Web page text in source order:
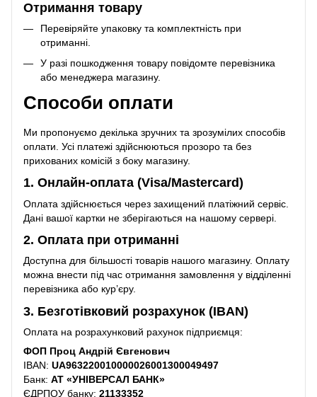
Отримання товару
Перевіряйте упаковку та комплектність при
отриманні.
У разі пошкодження товару повідомте перевізника
або менеджера магазину.
Способи оплати
Ми пропонуємо декілька зручних та зрозумілих способів
оплати. Усі платежі здійснюються прозоро та без
прихованих комісій з боку магазину.
1. Онлайн-оплата (Visa/Mastercard)
Оплата здійснюється через захищений платіжний сервіс.
Дані вашої картки не зберігаються на нашому сервері.
2. Оплата при отриманні
Доступна для більшості товарів нашого магазину. Оплату
можна внести під час отримання замовлення у відділенні
перевізника або кур’єру.
3. Безготівковий розрахунок (IBAN)
Оплата на розрахунковий рахунок підприємця:
ФОП Проц Андрій Євгенович
IBAN: UA963220010000026001300049497
Банк: АТ «УНІВЕРСАЛ БАНК»
ЄДРПОУ банку: 21133352